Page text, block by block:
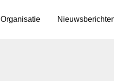
Organisatie